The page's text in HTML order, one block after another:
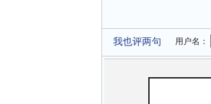
我也评两句 用户名：